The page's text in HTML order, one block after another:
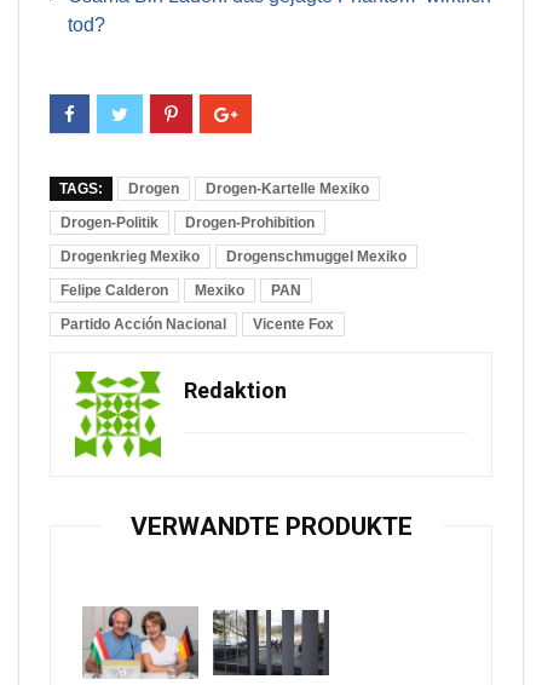
tod?
TAGS: Drogen
Drogen-Kartelle Mexiko
Drogen-Politik
Drogen-Prohibition
Drogenkrieg Mexiko
Drogenschmuggel Mexiko
Felipe Calderon
Mexiko
PAN
Partido Acción Nacional
Vicente Fox
Redaktion
VERWANDTE PRODUKTE